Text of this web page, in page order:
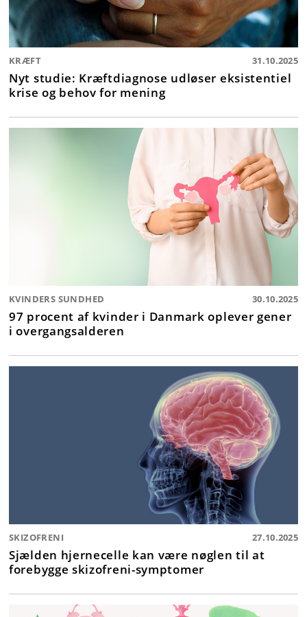
KRÆFT 31.10.2025
Nyt studie: Kræftdiagnose udløser eksistentiel
krise og behov for mening
KVINDERS SUNDHED 30.10.2025
97 procent af kvinder i Danmark oplever gener
i overgangsalderen
SKIZOFRENI 27.10.2025
Sjælden hjernecelle kan være nøglen til at
forebygge skizofreni-symptomer